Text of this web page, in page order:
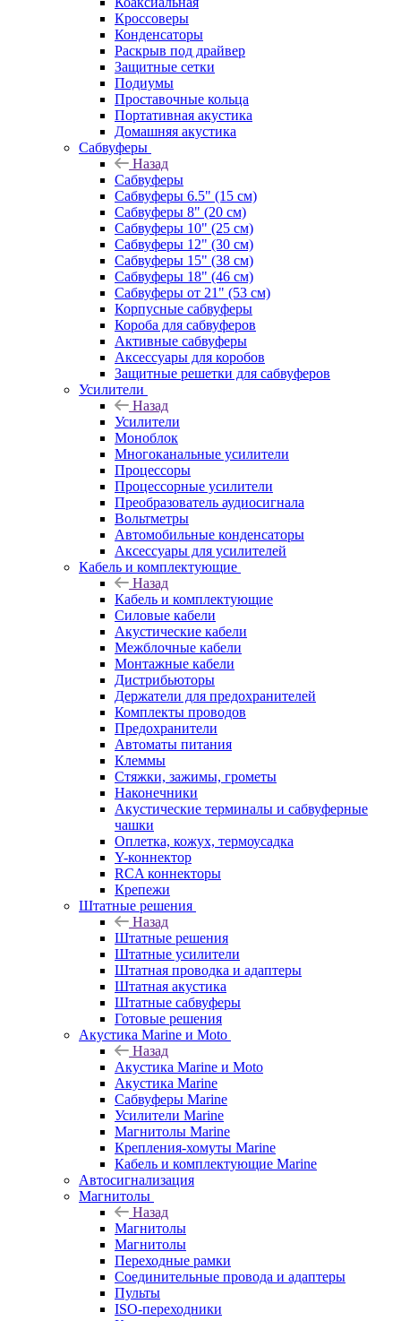
Кроссоверы
Конденсаторы
Раскрыв под драйвер
Защитные сетки
Подиумы
Проставочные кольца
Портативная акустика
Домашняя акустика
Сабвуферы
Назад
Сабвуферы
Сабвуферы 6.5" (15 см)
Сабвуферы 8" (20 см)
Сабвуферы 10" (25 см)
Сабвуферы 12" (30 см)
Сабвуферы 15" (38 см)
Сабвуферы 18" (46 см)
Сабвуферы от 21" (53 см)
Корпусные сабвуферы
Короба для сабвуферов
Активные сабвуферы
Аксессуары для коробов
Защитные решетки для сабвуферов
Усилители
Назад
Усилители
Моноблок
Многоканальные усилители
Процессоры
Процессорные усилители
Преобразователь аудиосигнала
Вольтметры
Автомобильные конденсаторы
Аксессуары для усилителей
Кабель и комплектующие
Назад
Кабель и комплектующие
Силовые кабели
Акустические кабели
Межблочные кабели
Монтажные кабели
Дистрибьюторы
Держатели для предохранителей
Комплекты проводов
Предохранители
Автоматы питания
Клеммы
Стяжки, зажимы, грометы
Наконечники
Акустические терминалы и сабвуферные
чашки
Оплетка, кожух, термоусадка
Y-коннектор
RCA коннекторы
Крепежи
Штатные решения
Назад
Штатные решения
Штатные усилители
Штатная проводка и адаптеры
Штатная акустика
Штатные сабвуферы
Готовые решения
Акустика Marine и Moto
Назад
Акустика Marine и Moto
Акустика Marine
Сабвуферы Marine
Усилители Marine
Магнитолы Marine
Крепления-хомуты Marine
Кабель и комплектующие Marine
Автосигнализация
Магнитолы
Назад
Магнитолы
Магнитолы
Переходные рамки
Соединительные провода и адаптеры
Пульты
ISO-переходники